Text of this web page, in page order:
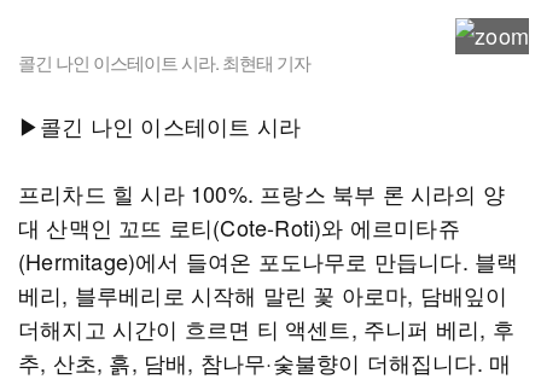
콜긴 나인 이스테이트 시라. 최현태 기자
▶콜긴 나인 이스테이트 시라
프리차드 힐 시라 100%. 프랑스 북부 론 시라의 양
대 산맥인 꼬뜨 로티(Cote-Roti)와 에르미타쥬
(Hermitage)에서 들여온 포도나무로 만듭니다. 블랙
베리, 블루베리로 시작해 말린 꽃 아로마, 담배잎이
더해지고 시간이 흐르면 티 액센트, 주니퍼 베리, 후
추, 산초, 흙, 담배, 참나무·숯불향이 더해집니다. 매